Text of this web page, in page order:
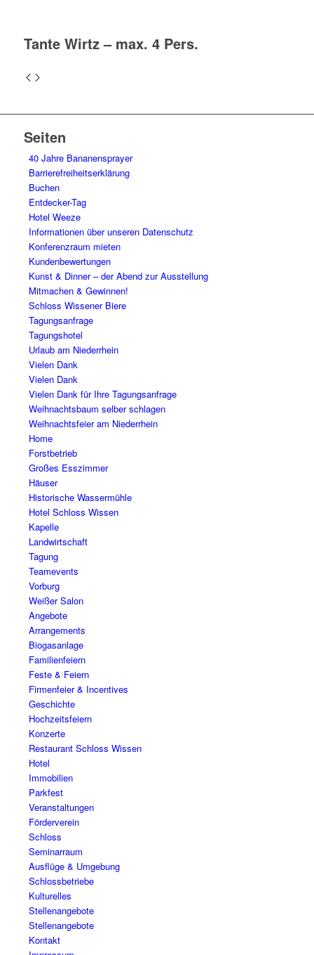
Tante Wirtz – max. 4 Pers.
Seiten
40 Jahre Bananensprayer
Barrierefreiheitserklärung
Buchen
Entdecker-Tag
Hotel Weeze
Informationen über unseren Datenschutz
Konferenzraum mieten
Kundenbewertungen
Kunst & Dinner – der Abend zur Ausstellung
Mitmachen & Gewinnen!
Schloss Wissener Biere
Tagungsanfrage
Tagungshotel
Urlaub am Niederrhein
Vielen Dank
Vielen Dank
Vielen Dank für Ihre Tagungsanfrage
Weihnachtsbaum selber schlagen
Weihnachtsfeier am Niederrhein
Home
Forstbetrieb
Großes Esszimmer
Häuser
Historische Wassermühle
Hotel Schloss Wissen
Kapelle
Landwirtschaft
Tagung
Teamevents
Vorburg
Weißer Salon
Angebote
Arrangements
Biogasanlage
Familienfeiern
Feste & Feiern
Firmenfeier & Incentives
Geschichte
Hochzeitsfeiern
Konzerte
Restaurant Schloss Wissen
Hotel
Immobilien
Parkfest
Veranstaltungen
Förderverein
Schloss
Seminarraum
Ausflüge & Umgebung
Schlossbetriebe
Kulturelles
Stellenangebote
Stellenangebote
Kontakt